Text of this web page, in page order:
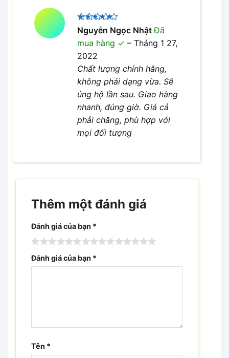
Được xếp
hạng 5
sao
Nguyễn Ngọc NhậtĐã
mua hàng
– Tháng 1 27,
2022
Chất lượng chính hãng,
không phải dạng vừa. Sẽ
ủng hộ lần sau. Giao hàng
nhanh, đúng giờ. Giá cả
phải chăng, phù hợp với
mọi đối tượng
Thêm một đánh giá
Đánh giá của bạn *
Đánh giá của bạn *
Tên *